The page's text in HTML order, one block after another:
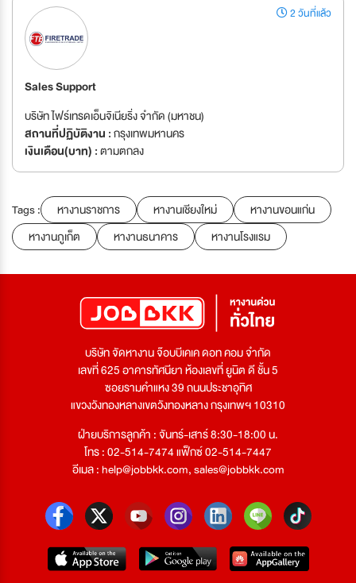
2 วันที่แล้ว
Sales Support
บริษัท ไฟร์เทรดเอ็นจิเนียริ่ง จำกัด (มหาชน)
สถานที่ปฏิบัติงาน :กรุงเทพมหานคร
เงินเดือน(บาท) :ตามตกลง
Tags : หางานราชการ หางานเชียงใหม่
หางานขอนแก่น
หางานภูเก็ต
หางานธนาคาร หางานโรงแรม
บริษัท จัดหางาน จ๊อบบีเคเค ดอท คอม จำกัด
เลขที่ 625 อาคารทัศนียา ห้องเลขที่ ยูนิต ดี ชั้น 5
ซอยรามคำแหง 39 ถนนประชาอุทิศ
แขวงวังทองหลางเขตวังทองหลาง กรุงเทพฯ 10310
ฝ่ายบริการลูกค้า : จันทร์-เสาร์ 8:30-18:00 น.
โทร : 02-514-7474 แฟ็กซ์ 02-514-7447
อีเมล :help@jobbkk.com,sales@jobbkk.com